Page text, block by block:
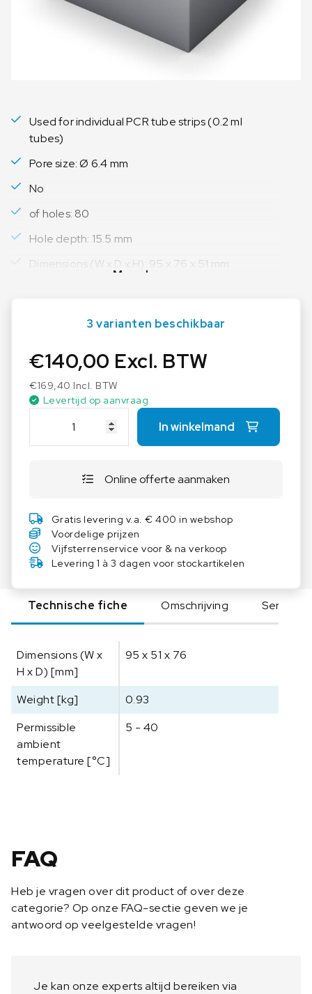
Used for individual PCR tube strips (0.2 ml
tubes)
Pore size: Ø 6.4 mm
No
of holes: 80
Hole depth: 15.5 mm
Dimensions (W x D x H): 95 x 76 x 51 mm
Meer lezen
3 varianten beschikbaar
€140,00 Excl. BTW
€169,40 Incl. BTW
Levertijd op aanvraag
A
.
1
a
a
t
a
l
In winkelmand
Online offerte aanmaken
Gratis levering v.a. € 400 in webshop
Voordelige prijzen
Vijfsterrenservice voor & na verkoop
Levering 1 à 3 dagen voor stockartikelen
Technische fiche Omschrijving Serie
Dimensions (W x
H x D) [mm]
95 x 51 x 76
Weight [kg]
0.93
Permissible
ambient
temperature [°C]
5 - 40
FAQ
Heb je vragen over dit product of over deze
categorie? Op onze FAQ-sectie geven we je
antwoord op veelgestelde vragen!
Je kan onze experts altijd bereiken via